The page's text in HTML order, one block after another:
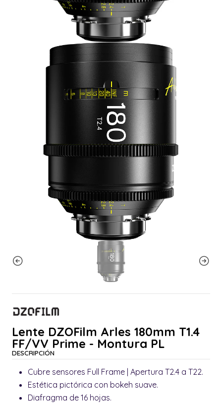
Lente DZOFilm Arles 180mm T1.4
FF/VV Prime - Montura PL
DESCRIPCIÓN
Cubre sensores Full Frame | Apertura T2.4 a T22.
Estética pictórica con bokeh suave.
Diafragma de 16 hojas.